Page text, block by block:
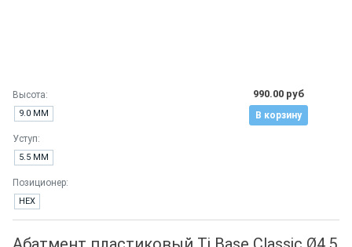
Высота:
9.0 ММ
Уступ:
5.5 ММ
Позиционер:
HEX
990.00 руб
В корзину